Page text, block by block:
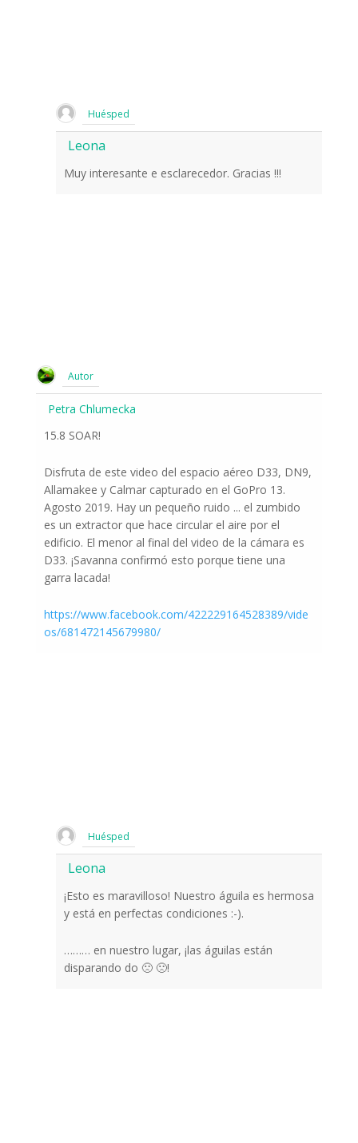
Huésped
Leona
Muy interesante e esclarecedor. Gracias !!!
Autor
Petra Chlumecka
15.8 SOAR!
Disfruta de este video del espacio aéreo D33, DN9,
Allamakee y Calmar capturado en el GoPro 13.
Agosto 2019. Hay un pequeño ruido ... el zumbido
es un extractor que hace circular el aire por el
edificio. El menor al final del video de la cámara es
D33. ¡Savanna confirmó esto porque tiene una
garra lacada!
https://www.facebook.com/422229164528389/vide
os/681472145679980/
Huésped
Leona
¡Esto es maravilloso! Nuestro águila es hermosa
y está en perfectas condiciones :-).
……… en nuestro lugar, ¡las águilas están
disparando do 🙁 🙁!